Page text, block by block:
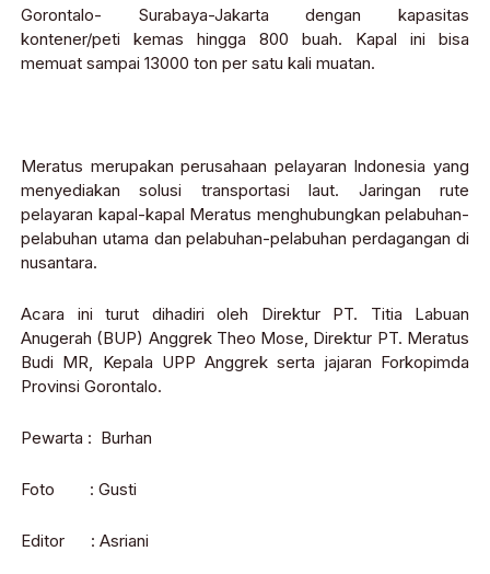
Gorontalo- Surabaya-Jakarta dengan kapasitas
kontener/peti kemas hingga 800 buah. Kapal ini bisa
memuat sampai 13000 ton per satu kali muatan.
Meratus merupakan perusahaan pelayaran Indonesia yang
menyediakan solusi transportasi laut. Jaringan rute
pelayaran kapal-kapal Meratus menghubungkan pelabuhan-
pelabuhan utama dan pelabuhan-pelabuhan perdagangan di
nusantara.
Acara ini turut dihadiri oleh Direktur PT. Titia Labuan
Anugerah (BUP) Anggrek Theo Mose, Direktur PT. Meratus
Budi MR, Kepala UPP Anggrek serta jajaran Forkopimda
Provinsi Gorontalo.
Pewarta : Burhan
Foto : Gusti
Editor : Asriani